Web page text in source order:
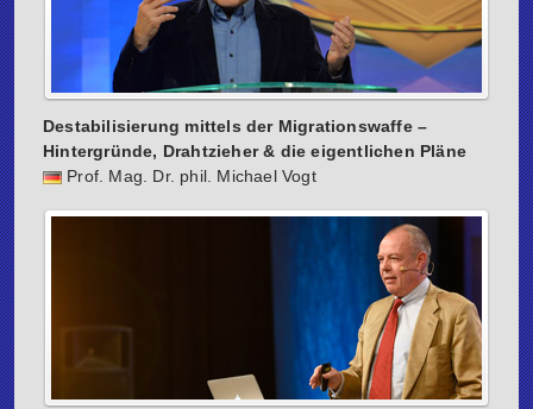
Destabilisierung mittels der Migrationswaffe –
Hintergründe, Drahtzieher & die eigentlichen Pläne
Prof. Mag. Dr. phil. Michael Vogt